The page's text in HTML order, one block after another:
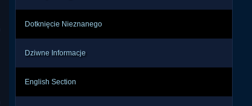
Dotknięcie Nieznanego
Dziwne Informacje
English Section